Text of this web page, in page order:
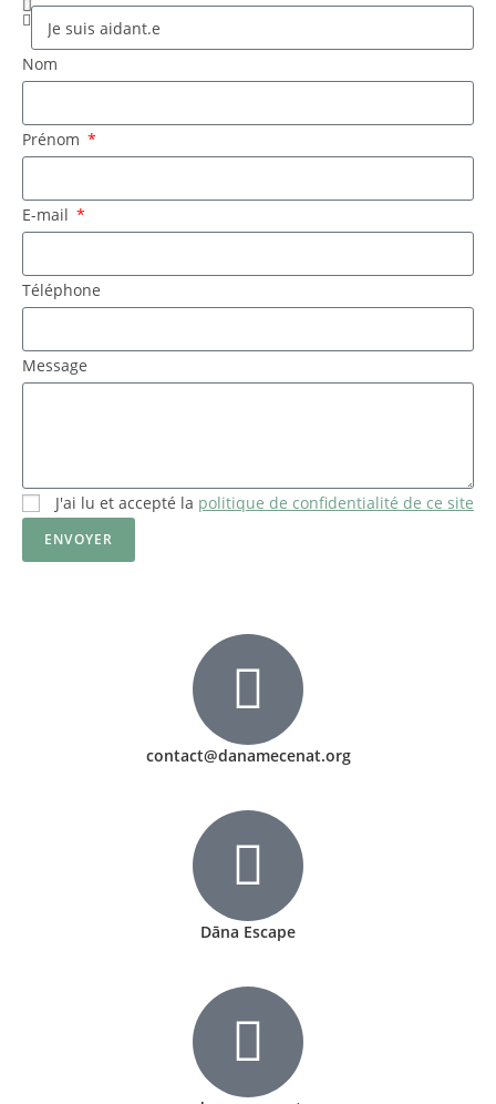
Nom
Prénom
E-mail
Téléphone
Message
J'ai lu et accepté la politique de confidentialité de ce site
ENVOYER
contact@danamecenat.org
Dāna Escape